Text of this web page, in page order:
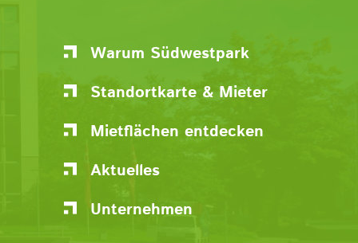
Standortkarte & Mieter
Mietflächen entdecken
Aktuelles
Unternehmen